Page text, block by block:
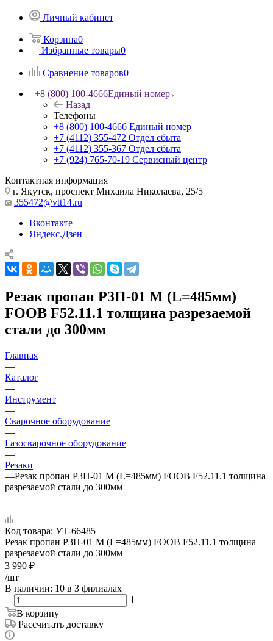
Личный кабинет
Корзина0
Избранные товары0
Сравнение товаров0
+8 (800) 100-4666Единый номер
Назад
Телефоны
+8 (800) 100-4666 Единый номер
+7 (4112) 355-472 Отдел сбыта
+7 (4112) 355-367 Отдел сбыта
+7 (924) 765-70-19 Сервисный центр
Контактная информация
г. Якутск, проспект Михаила Николаева, 25/5
355472@vtt14.ru
Вконтакте
Яндекс.Дзен
Резак пропан Р3П-01 М (L=485мм)
FOOB F52.11.1 толщина разрезаемой
стали до 300мм
Главная
—
Каталог
—
Инструмент
—
Сварочное оборудование
—
Газосварочное оборудование
—
Резаки
—Резак пропан Р3П-01 М (L=485мм) FOOB F52.11.1 толщина
разрезаемой стали до 300мм
Код товара: УТ-66485
Резак пропан Р3П-01 М (L=485мм) FOOB F52.11.1 толщина
разрезаемой стали до 300мм
3 990 ₽
/шт
В наличии: 10 в 3 филиалах
В корзину
Рассчитать доставку